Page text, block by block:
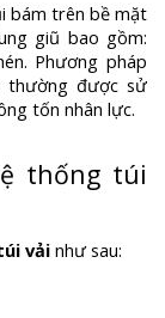
bám trên bề mặt
giũ bao gồm:
Phương pháp
thường được sử
tốn nhân lực.
thống túi
vải như sau: